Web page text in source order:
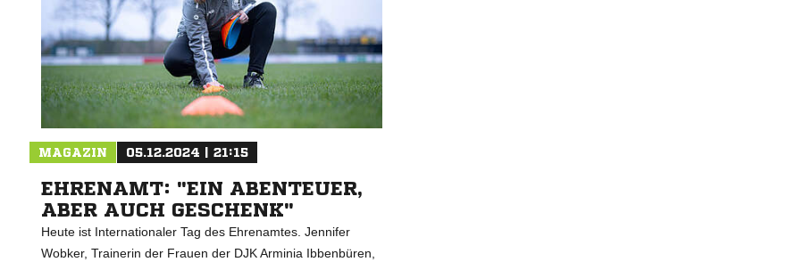
MAGAZIN 05.12.2024 | 21:15
EHRENAMT: "EIN ABENTEUER,
ABER AUCH GESCHENK"
Heute ist Internationaler Tag des Ehrenamtes. Jennifer
Wobker, Trainerin der Frauen der DJK Arminia Ibbenbüren,